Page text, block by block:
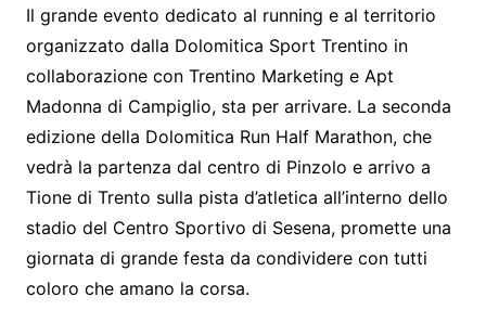
Il grande evento dedicato al running e al territorio
organizzato dalla Dolomitica Sport Trentino in
collaborazione con Trentino Marketing e Apt
Madonna di Campiglio, sta per arrivare. La seconda
edizione della Dolomitica Run Half Marathon, che
vedrà la partenza dal centro di Pinzolo e arrivo a
Tione di Trento sulla pista d’atletica all’interno dello
stadio del Centro Sportivo di Sesena, promette una
giornata di grande festa da condividere con tutti
coloro che amano la corsa.